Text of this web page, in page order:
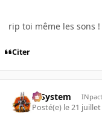
rip toi même les sons
Citer
X-System
Posté(e) le 21